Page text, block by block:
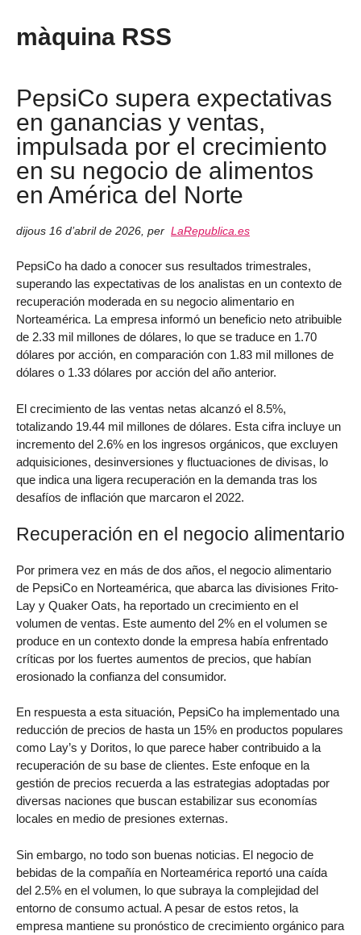
màquina RSS
PepsiCo supera expectativas
en ganancias y ventas,
impulsada por el crecimiento
en su negocio de alimentos
en América del Norte
dijous 16 d’abril de 2026 per LaRepublica.es
PepsiCo ha dado a conocer sus resultados trimestrales,
superando las expectativas de los analistas en un contexto de
recuperación moderada en su negocio alimentario en
Norteamérica. La empresa informó un beneficio neto atribuible
de 2.33 mil millones de dólares, lo que se traduce en 1.70
dólares por acción, en comparación con 1.83 mil millones de
dólares o 1.33 dólares por acción del año anterior.
El crecimiento de las ventas netas alcanzó el 8.5%,
totalizando 19.44 mil millones de dólares. Esta cifra incluye un
incremento del 2.6% en los ingresos orgánicos, que excluyen
adquisiciones, desinversiones y fluctuaciones de divisas, lo
que indica una ligera recuperación en la demanda tras los
desafíos de inflación que marcaron el 2022.
Recuperación en el negocio alimentario
Por primera vez en más de dos años, el negocio alimentario
de PepsiCo en Norteamérica, que abarca las divisiones Frito-
Lay y Quaker Oats, ha reportado un crecimiento en el
volumen de ventas. Este aumento del 2% en el volumen se
produce en un contexto donde la empresa había enfrentado
críticas por los fuertes aumentos de precios, que habían
erosionado la confianza del consumidor.
En respuesta a esta situación, PepsiCo ha implementado una
reducción de precios de hasta un 15% en productos populares
como Lay’s y Doritos, lo que parece haber contribuido a la
recuperación de su base de clientes. Este enfoque en la
gestión de precios recuerda a las estrategias adoptadas por
diversas naciones que buscan estabilizar sus economías
locales en medio de presiones externas.
Sin embargo, no todo son buenas noticias. El negocio de
bebidas de la compañía en Norteamérica reportó una caída
del 2.5% en el volumen, lo que subraya la complejidad del
entorno de consumo actual. A pesar de estos retos, la
empresa mantiene su pronóstico de crecimiento orgánico para